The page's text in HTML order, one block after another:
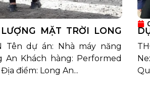
MẶT TRỜI LONG
Tên dự án: Nhà máy năng
An Khách hàng: Performed
điểm: Long An...